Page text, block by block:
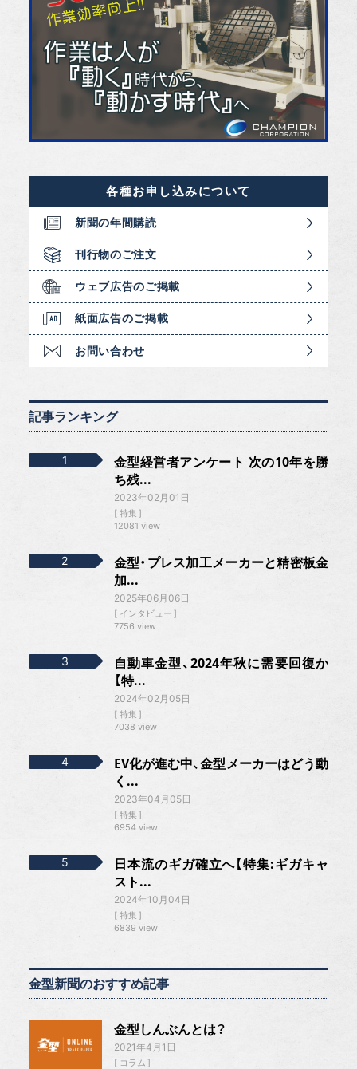
各種お申し込みについて
新聞の年間購読
刊行物のご注文
ウェブ広告のご掲載
紙面広告のご掲載
お問い合わせ
記事ランキング
金型経営者アンケート 次の10年を勝
ち残...
2023年02月01日
特集
12081 view
金型・プレス加工メーカーと精密板金
加...
2025年06月06日
インタビュー
7756 view
自動車金型、2024年秋に需要回復か
【特...
2024年02月05日
特集
7038 view
EV化が進む中、金型メーカーはどう動
く...
2023年04月05日
特集
6954 view
日本流のギガ確立へ【特集:ギガキャ
スト...
2024年10月04日
特集
6839 view
金型新聞のおすすめ記事
金型しんぶんとは？
2021年4月1日
コラム